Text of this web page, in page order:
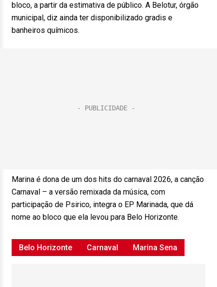
bloco, a partir da estimativa de público. A Belotur, órgão
municipal, diz ainda ter disponibilizado gradis e
banheiros químicos.
Marina é dona de um dos hits do carnaval 2026, a canção
Carnaval – a versão remixada da música, com
participação de Psirico, integra o EP Marinada, que dá
nome ao bloco que ela levou para Belo Horizonte.
Belo Horizonte Carnaval Marina Sena